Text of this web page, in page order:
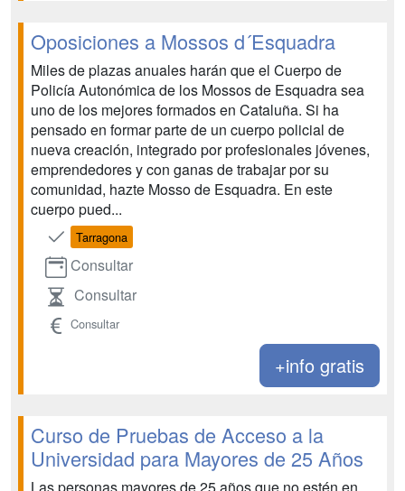
Oposiciones a Mossos d´Esquadra
Miles de plazas anuales harán que el Cuerpo de
Policía Autonómica de los Mossos de Esquadra sea
uno de los mejores formados en Cataluña. Si ha
pensado en formar parte de un cuerpo policial de
nueva creación, integrado por profesionales jóvenes,
emprendedores y con ganas de trabajar por su
comunidad, hazte Mosso de Esquadra. En este
cuerpo pued...
Tarragona
Consultar
Consultar
Consultar
+info gratis
Curso de Pruebas de Acceso a la
Universidad para Mayores de 25 Años
Las personas mayores de 25 años que no estén en